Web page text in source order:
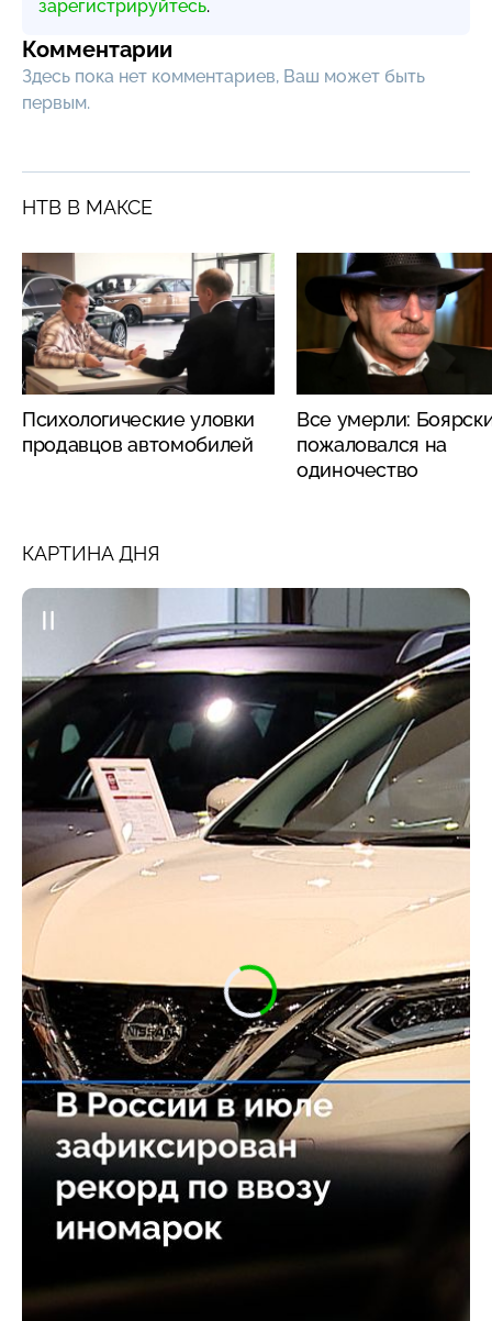
зарегистрируйтесь.
Комментарии
Здесь пока нет комментариев, Ваш может быть
первым.
НТВ В МАКСЕ
Психологические уловки
продавцов автомобилей
Все умерли:
пожаловался на
одиночество
КАРТИНА ДНЯ